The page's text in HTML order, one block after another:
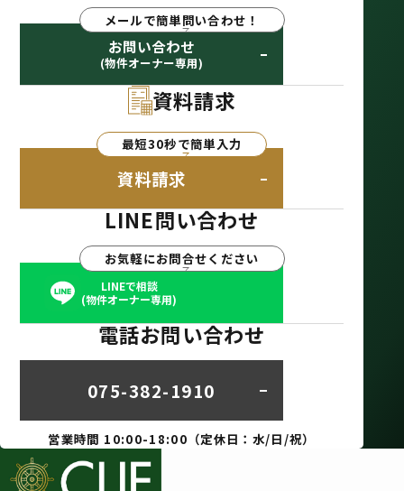
メールで簡単問い合わせ！
お問い合わせ
(物件オーナー専用)
資料請求
最短30秒で簡単入力
資料請求
LINE問い合わせ
お気軽にお問合せください
LINEで相談
(物件オーナー専用)
電話お問い合わせ
075-382-1910
営業時間 10:00-18:00（定休日：水/日/祝）